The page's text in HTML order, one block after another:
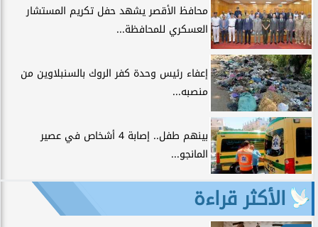
محافظ الأقصر يشهد حفل تكريم المستشار
العسكري للمحافظة...
إعفاء رئيس وحدة كفر الروك بالسنبلاوين من
منصبه...
بينهم طفل.. إصابة 4 أشخاص في عصير
المانجو...
الأكثر قراءة